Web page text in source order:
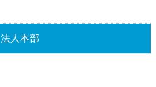
法人本部